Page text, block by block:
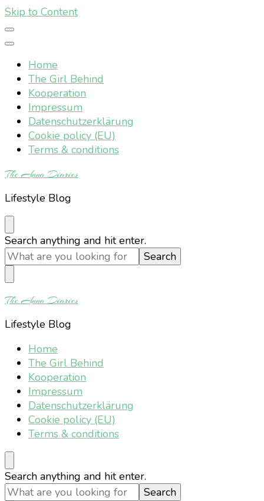
Skip to Content
Home
The Girl Behind
Kooperation
Impressum
Datenschutzerklärung
Cookie policy (EU)
Terms & conditions
The Anna Diaries
Lifestyle Blog
Looking
for
Something?
Search anything and hit enter.
The Anna Diaries
Lifestyle Blog
Home
The Girl Behind
Kooperation
Impressum
Datenschutzerklärung
Cookie policy (EU)
Terms & conditions
Looking
for
Search anything and hit enter.